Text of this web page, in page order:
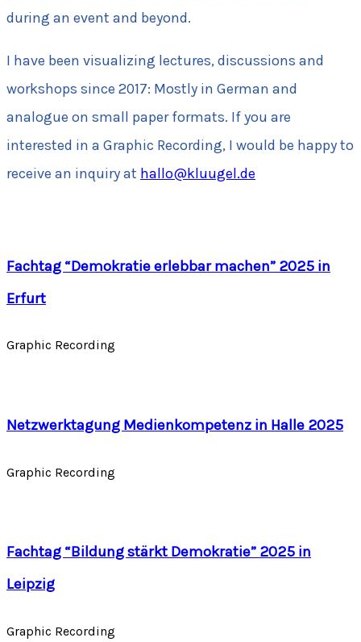
during an event and beyond.
I have been visualizing lectures, discussions and
workshops since 2017: Mostly in German and
analogue on small paper formats. If you are
interested in a Graphic Recording, I would be happy to
receive an inquiry at hallo@kluugel.de
Fachtag “Demokratie erlebbar machen” 2025 in
Erfurt
Graphic Recording
Netzwerktagung Medienkompetenz in Halle 2025
Graphic Recording
Fachtag “Bildung stärkt Demokratie” 2025 in
Leipzig
Graphic Recording